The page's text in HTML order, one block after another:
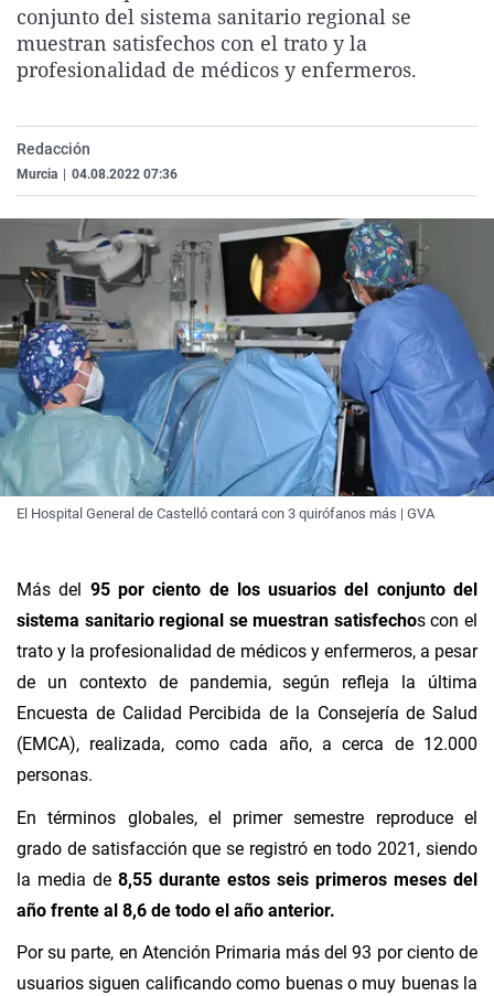
La rosa de los vientos
Gente viajera
Caso
Retornados
Operación Viuda
Extremadura
Galicia
Navarra
Virales
Televisión
conjunto del sistema sanitario regional se
muestran satisfechos con el trato y la
profesionalidad de médicos y enfermeros.
Redacción
Murcia 04.08.2022 07:36
El Hospital General de Castelló contará con 3 quirófanos más | GVA
Más del 95 por ciento de los usuarios del conjunto del
sistema sanitario regional se muestran satisfechos con el
trato y la profesionalidad de médicos y enfermeros, a pesar
de un contexto de pandemia, según refleja la última
Encuesta de Calidad Percibida de la Consejería de Salud
(EMCA), realizada, como cada año, a cerca de 12.000
personas.
En términos globales, el primer semestre reproduce el
grado de satisfacción que se registró en todo 2021, siendo
la media de 8,55 durante estos seis primeros meses del
año frente al 8,6 de todo el año anterior.
Por su parte, en Atención Primaria más del 93 por ciento de
usuarios siguen calificando como buenas o muy buenas la